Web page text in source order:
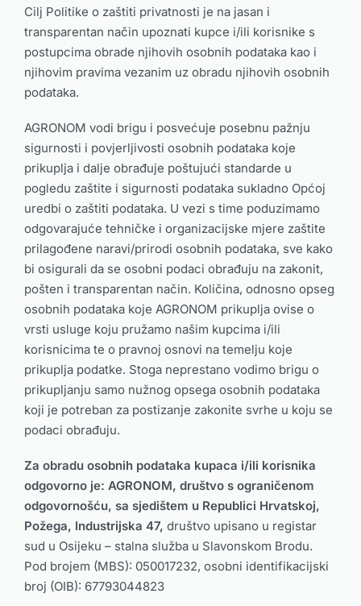
Cilj Politike o zaštiti privatnosti je na jasan i
transparentan način upoznati kupce i/ili korisnike s
postupcima obrade njihovih osobnih podataka kao i
njihovim pravima vezanim uz obradu njihovih osobnih
podataka.
AGRONOM vodi brigu i posvećuje posebnu pažnju
sigurnosti i povjerljivosti osobnih podataka koje
prikuplja i dalje obrađuje poštujući standarde u
pogledu zaštite i sigurnosti podataka sukladno Općoj
uredbi o zaštiti podataka. U vezi s time poduzimamo
odgovarajuće tehničke i organizacijske mjere zaštite
prilagođene naravi/prirodi osobnih podataka, sve kako
bi osigurali da se osobni podaci obrađuju na zakonit,
pošten i transparentan način. Količina, odnosno opseg
osobnih podataka koje AGRONOM prikuplja ovise o
vrsti usluge koju pružamo našim kupcima i/ili
korisnicima te o pravnoj osnovi na temelju koje
prikuplja podatke. Stoga neprestano vodimo brigu o
prikupljanju samo nužnog opsega osobnih podataka
koji je potreban za postizanje zakonite svrhe u koju se
podaci obrađuju.
Za obradu osobnih podataka kupaca i/ili korisnika
odgovorno je: AGRONOM, društvo s ograničenom
odgovornošću, sa sjedištem u Republici Hrvatskoj,
Požega, Industrijska 47, društvo upisano u registar
sud u Osijeku – stalna služba u Slavonskom Brodu.
Pod brojem (MBS): 050017232, osobni identifikacijski
broj (OIB): 67793044823